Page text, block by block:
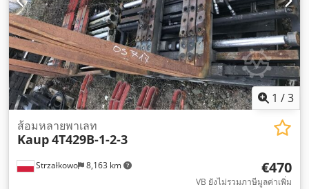
1 /3
Strzałkowo 8,163 km
ส้อมหลายพาเลท
Kaup4T429B-1-2-3
€470
VB ยังไม่รวมภาษีมูลค่าเพิ่ม